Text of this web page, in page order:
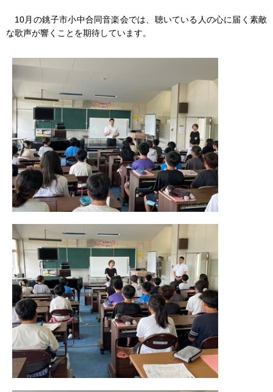
10月の銚子市小中合同音楽会では、聴いている人の心に届く素敵
な歌声が響くことを期待しています。